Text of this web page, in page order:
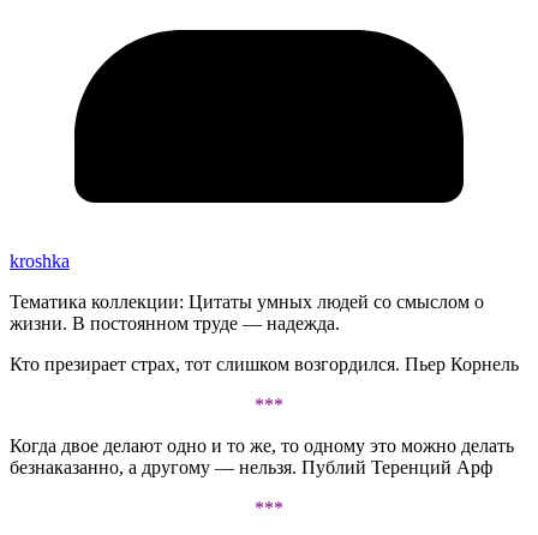
kroshka
Тематика коллекции: Цитаты умных людей со смыслом о
жизни. В постоянном труде — надежда.
Кто презирает страх, тот слишком возгордился. Пьер Корнель
***
Когда двое делают одно и то же, то одному это можно делать
безнаказанно, а другому — нельзя. Публий Теренций Арф
***